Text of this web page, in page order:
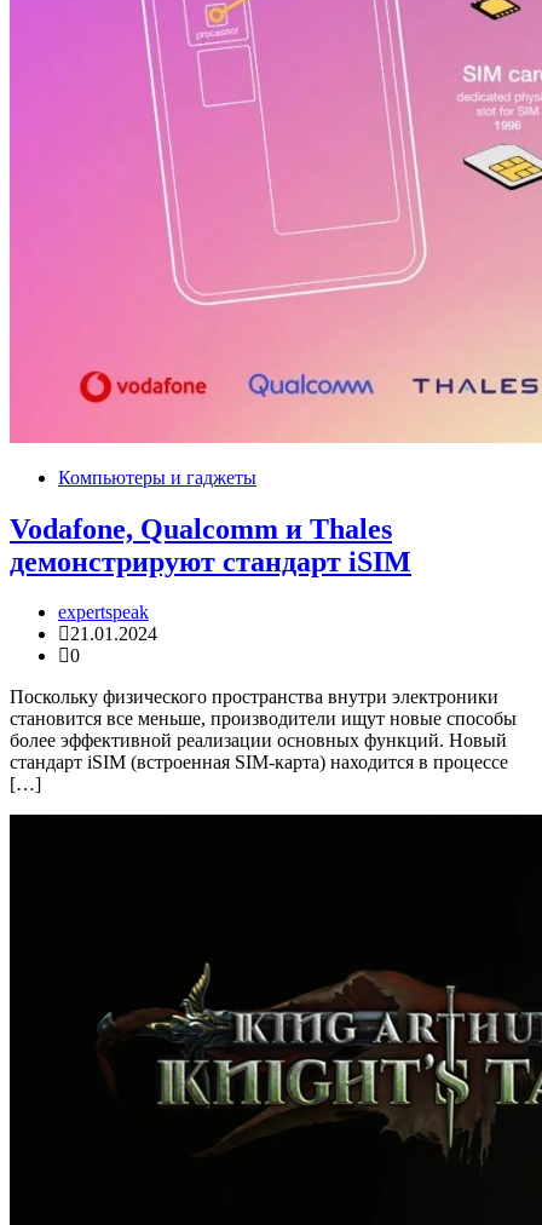
Компьютеры и гаджеты
Vodafone, Qualcomm и Thales
демонстрируют стандарт iSIM
expertspeak
21.01.2024
0
Поскольку физического пространства внутри электроники
становится все меньше, производители ищут новые способы
более эффективной реализации основных функций. Новый
стандарт iSIM (встроенная SIM-карта) находится в процессе
[…]